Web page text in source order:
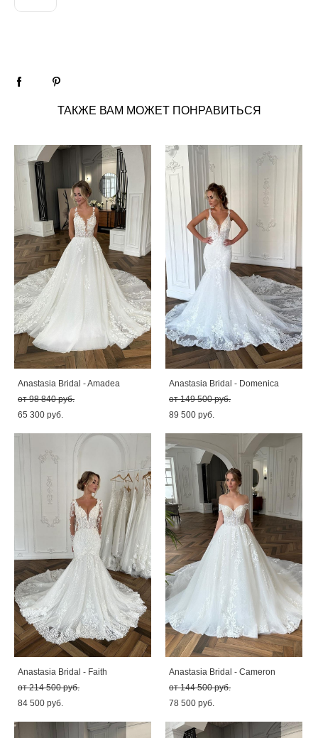
ТАКЖЕ ВАМ МОЖЕТ ПОНРАВИТЬСЯ
Anastasia Bridal - Amadea
от 98 840 pуб.
65 300 pуб.
Anastasia Bridal - Domenica
от 149 500 pуб.
89 500 pуб.
Anastasia Bridal - Faith
от 214 500 pуб.
84 500 pуб.
Anastasia Bridal - Cameron
от 144 500 pуб.
78 500 pуб.